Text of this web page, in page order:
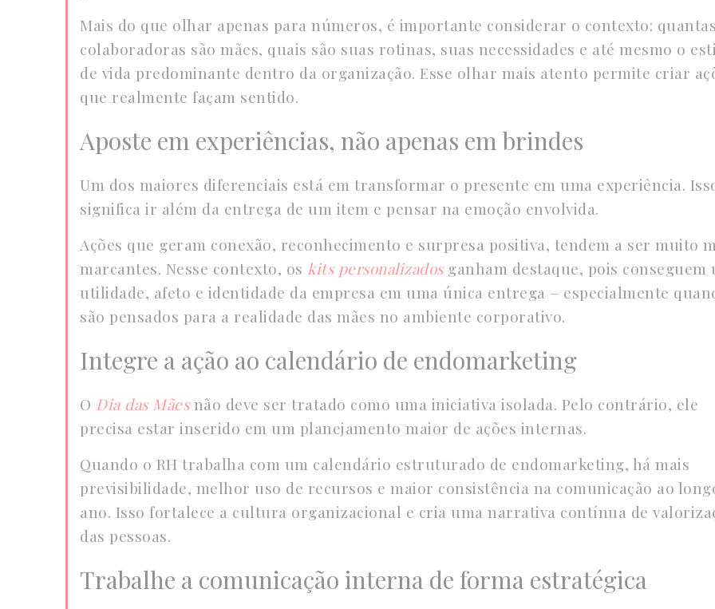
Mais do que olhar apenas para números, é importante considerar o contexto:
colaboradoras são mães, quais são suas rotinas, suas necessidades e até mesmo o
de vida predominante dentro da organização. Esse olhar mais atento permite criar
que realmente façam sentido.
Aposte em experiências, não apenas em brindes
Um dos maiores diferenciais está em transformar o presente em uma experiência.
significa ir além da entrega de um item e pensar na emoção envolvida.
Ações que geram conexão, reconhecimento e surpresa positiva, tendem a ser muito
marcantes. Nesse contexto, os kits personalizadosganham destaque, pois conseguem
utilidade, afeto e identidade da empresa em uma única entrega – especialmente
são pensados para a realidade das mães no ambiente corporativo.
Integre a ação ao calendário de endomarketing
O Dia das Mãesnão deve ser tratado como uma iniciativa isolada. Pelo contrário, ele
precisa estar inserido em um planejamento maior de ações internas.
Quando o RH trabalha com um calendário estruturado de endomarketing, há mais
previsibilidade, melhor uso de recursos e maior consistência na comunicação ao
ano. Isso fortalece a cultura organizacional e cria uma narrativa contínua de
das pessoas.
Trabalhe a comunicação interna de forma estratégica